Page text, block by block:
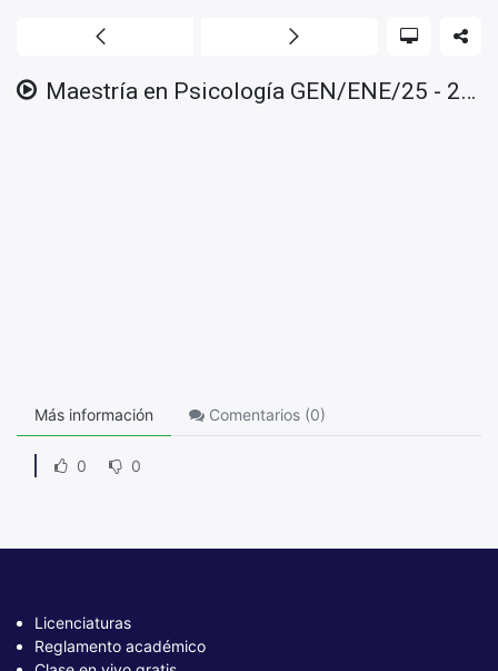
Maestría en Psicología GEN/ENE/25 - 2025/03/12
Más información Comentarios (0)
0 0
Licenciaturas
Reglamento académico